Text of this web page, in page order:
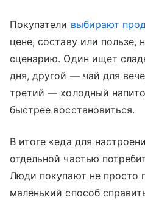
Покупатели выбирают
цене, составу или
сценарию. Один ищет
дня, другой — чай для
третий — холодный
быстрее восстановиться.
В итоге «еда для
отдельной частью
Люди покупают не просто
маленький способ